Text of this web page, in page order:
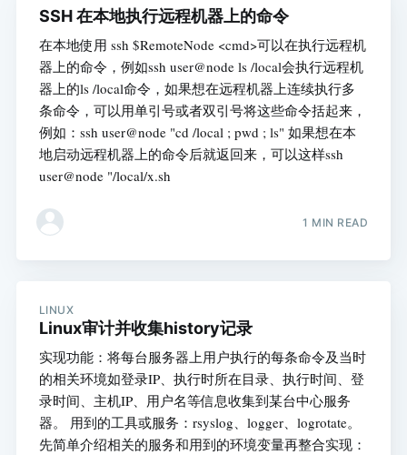
SSH 在本地执行远程机器上的命令
在本地使用 ssh $RemoteNode <cmd>可以在执行远程机
器上的命令，例如ssh user@node ls /local会执行远程机
器上的ls /local命令，如果想在远程机器上连续执行多
条命令，可以用单引号或者双引号将这些命令括起来，
例如：ssh user@node "cd /local ; pwd ; ls" 如果想在本
地启动远程机器上的命令后就返回来，可以这样ssh
user@node "/local/x.sh
1 MIN READ
LINUX
Linux审计并收集history记录
实现功能：将每台服务器上用户执行的每条命令及当时
的相关环境如登录IP、执行时所在目录、执行时间、登
录时间、主机IP、用户名等信息收集到某台中心服务
器。 用到的工具或服务：rsyslog、logger、logrotate。
先简单介绍相关的服务和用到的环境变量再整合实现：